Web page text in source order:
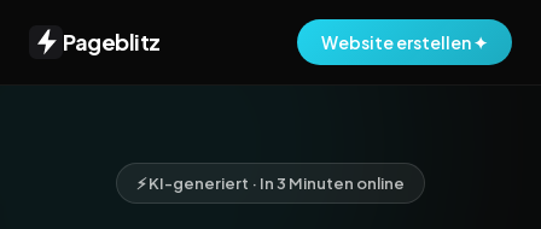
Pageblitz Website erstellen ✦
⚡ KI-generiert · In 3 Minuten online